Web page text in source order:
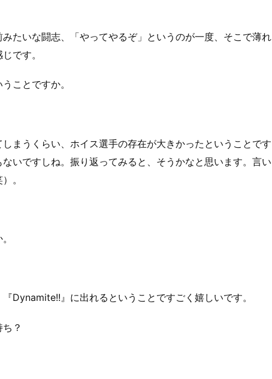
たいな闘志、「やってやるぞ」というのが一度、そこで薄れ
です。
ことですか。
まうくらい、ホイス選手の存在が大きかったということです
いですしね。振り返ってみると、そうかなと思います。言い
。
Dynamite!!』に出れるということですごく嬉しいです。
？